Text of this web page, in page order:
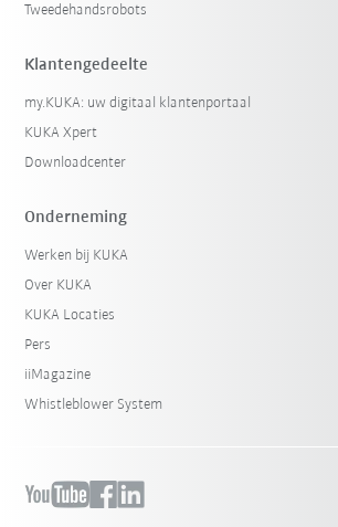
Tweedehandsrobots
Klantengedeelte
my.KUKA: uw digitaal klantenportaal
KUKA Xpert
Downloadcenter
Onderneming
Werken bij KUKA
Over KUKA
KUKA Locaties
Pers
iiMagazine
Whistleblower System